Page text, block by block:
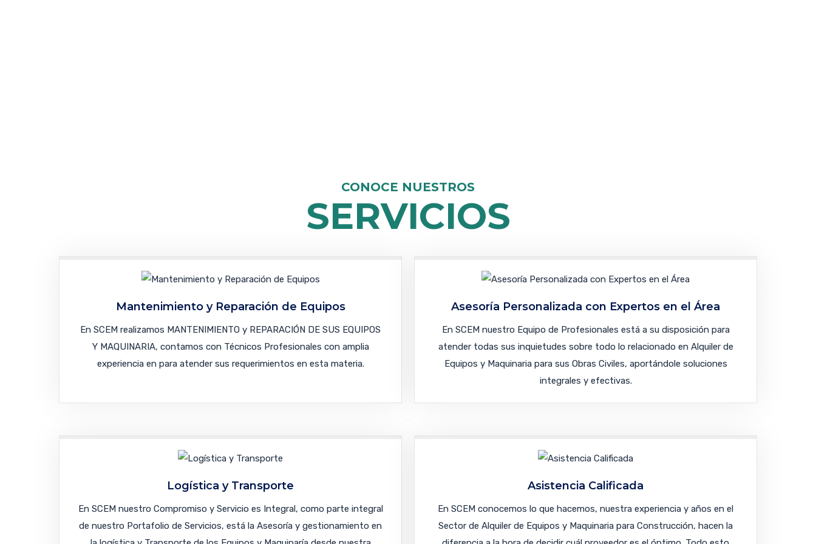
CONOCE NUESTROS
SERVICIOS
Mantenimiento y Reparación de Equipos
En SCEM realizamos MANTENIMIENTO y REPARACIÓN DE SUS EQUIPOS
Y MAQUINARIA, contamos con Técnicos Profesionales con amplia
experiencia en para atender sus requerimientos en esta materia.
Asesoría Personalizada con Expertos en el Área
En SCEM nuestro Equipo de Profesionales está a su disposición para
atender todas sus inquietudes sobre todo lo relacionado en Alquiler de
Equipos y Maquinaria para sus Obras Civiles, aportándole soluciones
integrales y efectivas.
Logística y Transporte
En SCEM nuestro Compromiso y Servicio es Integral, como parte integral
de nuestro Portafolio de Servicios, está la Asesoría y gestionamiento en
Asistencia Calificada
En SCEM conocemos lo que hacemos, nuestra experiencia y años en el
Sector de Alquiler de Equipos y Maquinaria para Construcción, hacen la